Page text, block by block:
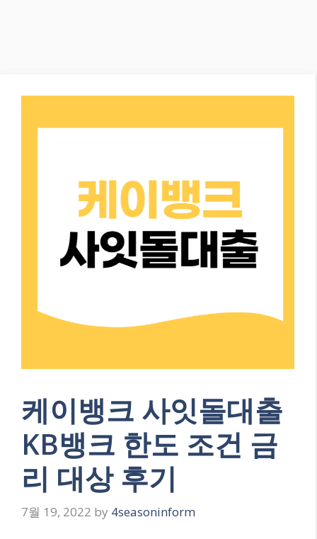
케이뱅크 사잇돌대출
KB뱅크 한도 조건 금
리 대상 후기
7월 19, 2022 by 4seasoninform